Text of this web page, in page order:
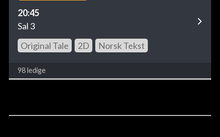
20:45
Sal 3
Original Tale
2D Norsk Tekst
98 ledige